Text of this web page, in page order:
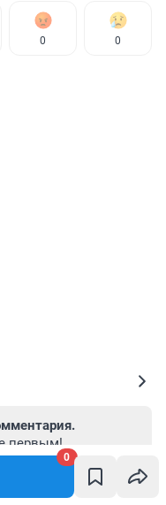
0
0 0
первым!